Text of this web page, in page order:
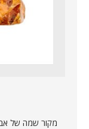
מקור שמה של